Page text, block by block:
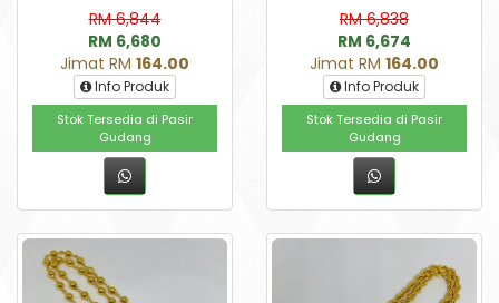
RM 6,844
RM 6,680
Jimat RM 164.00
Info Produk
Stok Tersedia di Pasir
Gudang
RM 6,838
RM 6,674
Jimat RM 164.00
Info Produk
Stok Tersedia di Pasir
Gudang